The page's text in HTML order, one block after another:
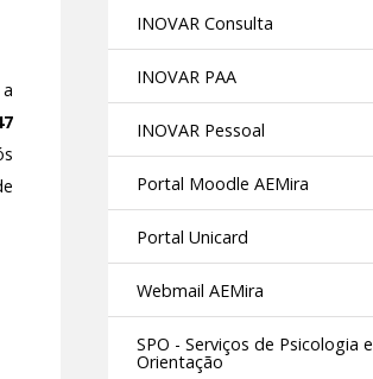
INOVAR Consulta
INOVAR PAA
INOVAR Pessoal
Portal Moodle AEMira
Portal Unicard
Webmail AEMira
SPO - Serviços de Psicologia e
Orientação